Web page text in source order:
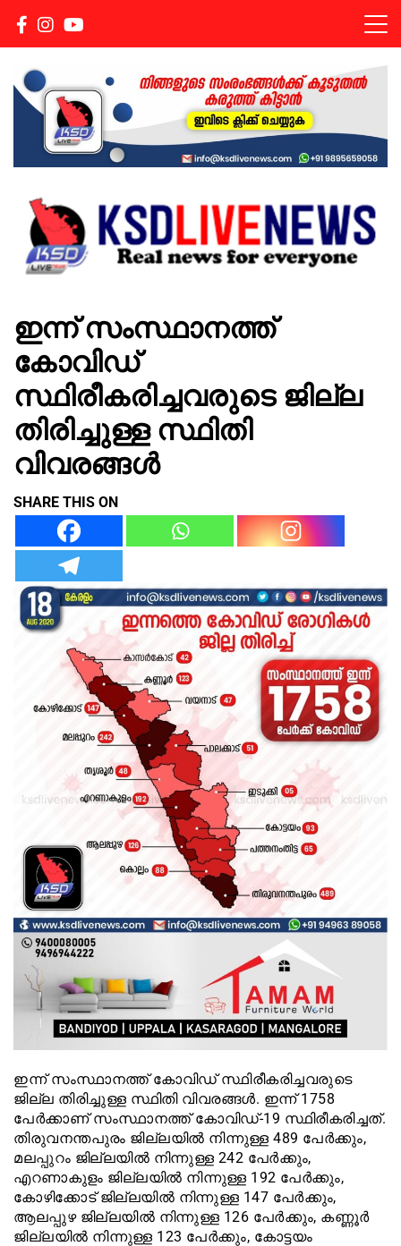
KSDLIVENEWS
ഇന്ന് സംസ്ഥാനത്ത്
കോവിഡ്
സ്ഥിരീകരിച്ചവരുടെ ജില്ല
തിരിച്ചുള്ള സ്ഥിതി
വിവരങ്ങൾ
SHARE THIS ON
ഇന്ന് സംസ്ഥാനത്ത് കോവിഡ് സ്ഥിരീകരിച്ചവരുടെ
ജില്ല തിരിച്ചുള്ള സ്ഥിതി വിവരങ്ങൾ. ‌ഇന്ന് 1758
പേര്‍ക്കാണ് സംസ്ഥാനത്ത് കോവിഡ്-19 സ്ഥിരീകരിച്ചത്.
തിരുവനന്തപുരം ജില്ലയില്‍ നിന്നുള്ള 489 പേര്‍ക്കും,
മലപ്പുറം ജില്ലയില്‍ നിന്നുള്ള 242 പേര്‍ക്കും,
എറണാകുളം ജില്ലയില്‍ നിന്നുള്ള 192 പേര്‍ക്കും,
കോഴിക്കോട് ജില്ലയില്‍ നിന്നുള്ള 147 പേര്‍ക്കും,
ആലപ്പുഴ ജില്ലയില്‍ നിന്നുള്ള 126 പേര്‍ക്കും, കണ്ണൂര്‍
ജില്ലയില്‍ നിന്നുള്ള 123 പേര്‍ക്കും, കോട്ടയം